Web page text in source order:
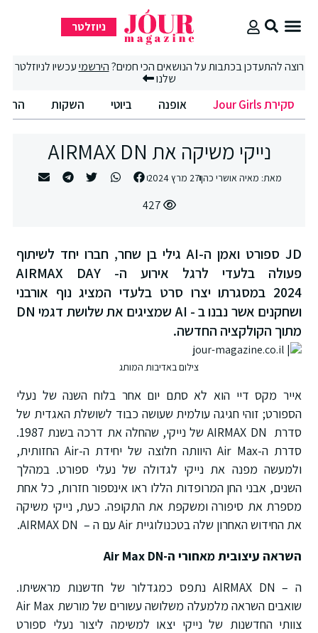
ניוזלטר
רוצה להתעדכן בכתבות על הנושאים הכי חמים?הירשמיעכשיו לניוזלטר
שלנו
סקירת Jour Girls אופנה ביוטי השקות החיים
נייקי משיקה את AIRMAX DN
מאת:מאיה אושרי כהן 27 מרץ 2024
427
JD ספורט ואמן ה-AI גילי בן שחר, חברו יחד לשיתוף
פעולה בלעדי לרגל אירוע ה- AIRMAX DAY
2024 במסגרתו יצרו סרט בלעדי המציג נוף אורבני
ושחקנים אשר נבנו ב - AI שמציגים את שלושת דגמי DN
מתוך הקולקציה החדשה.
צילום באדיבות המותג
אייר מקס דיי הוא לא סתם יום אחר בלוח השנה של נעלי
הספורט; זוהי חגיגה עולמית שעושה כבוד לשושלת האגדית של
סדרת AIRMAX DN של נייקי, שהחלה את דרכה בשנת 1987.
סדרת ה-Air Max היוותה חלוצה של יחידת ה-Air החזותית,
ולמעשה מפנה את נייקי לגדולה של נעלי ספורט. במהלך
השנים, אבני החן המרופדות הללו ראו אינספור חזרות, כל אחת
מספרת את סיפורה ומשקפת את התקופה. כעת, נייקי משיקה
את החידוש האחרון שלה בטכנולוגיית Air עם ה – AIRMAX DN.
השראה עיצובית מאחורי ה-Air Max DN
ה – AIRMAX DN נתפס כמגדלור של חדשנות מראשיתו.
שואבים השראה מלמעלה משלושה עשורים של מורשת Air Max
צוותי החדשנות של נייקי יצאו למשימה ליצור נעלי ספורט